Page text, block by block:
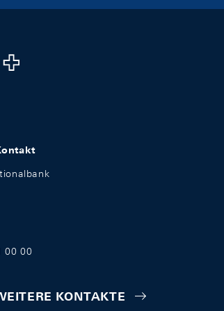
00 00
KONTAKTE